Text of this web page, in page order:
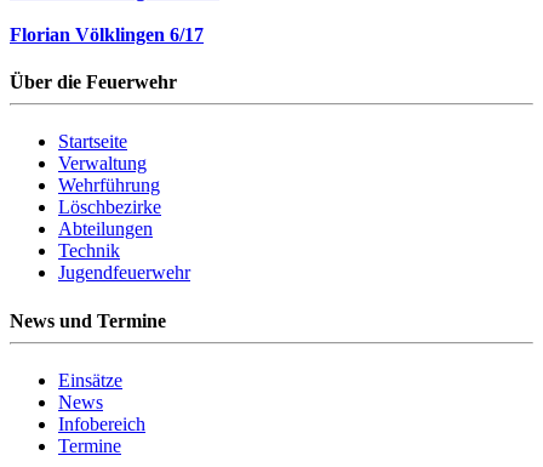
Florian Völklingen 6/17
Über die Feuerwehr
Startseite
Verwaltung
Wehrführung
Löschbezirke
Abteilungen
Technik
Jugendfeuerwehr
News und Termine
Einsätze
News
Infobereich
Termine